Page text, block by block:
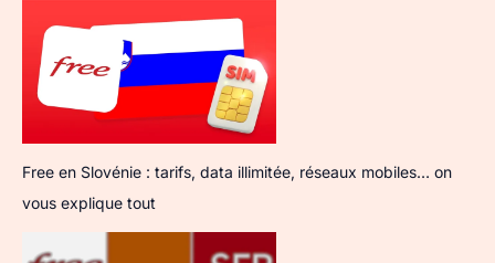
Free en Slovénie : tarifs, data illimitée, réseaux mobiles… on
vous explique tout